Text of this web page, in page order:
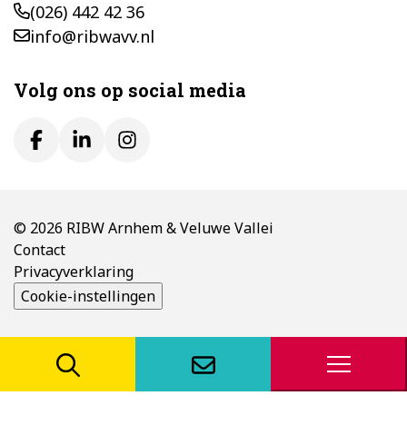
(026) 442 42 36
info@ribwavv.nl
Volg ons op social media
© 2026 RIBW Arnhem & Veluwe Vallei
Contact
Privacyverklaring
Cookie-instellingen